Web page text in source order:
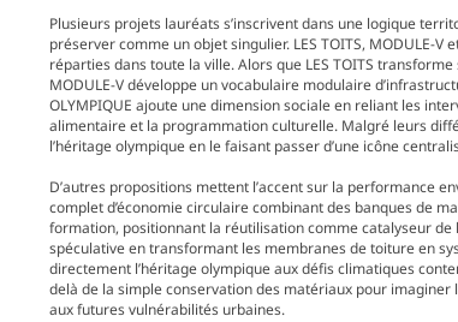
Plusieurs projets lauréats s’inscrivent dans une logique
préserver comme un objet singulier. LES TOITS, MODULE-
réparties dans toute la ville. Alors que LES TOITS
MODULE-V développe un vocabulaire modulaire
OLYMPIQUE ajoute une dimension sociale en reliant les
alimentaire et la programmation culturelle. Malgré leurs
l’héritage olympique en le faisant passer d’une icône
D’autres propositions mettent l’accent sur la performance
complet d’économie circulaire combinant des banques de
formation, positionnant la réutilisation comme catalyseur de
spéculative en transformant les membranes de toiture en
directement l’héritage olympique aux défis climatiques
delà de la simple conservation des matériaux pour
aux futures vulnérabilités urbaines.